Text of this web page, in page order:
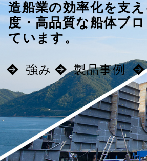
造船業の効率化を支え
度・高品質な船体ブ
ています。
強み 製品事例